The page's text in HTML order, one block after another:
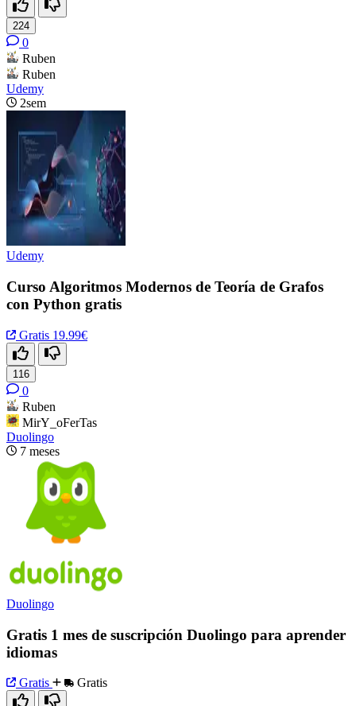
224
0
Ruben
Ruben
Udemy
2sem
Udemy
Curso Algoritmos Modernos de Teoría de Grafos
con Python gratis
Gratis 19.99€
116
0
Ruben
MirY_oFerTas
Duolingo
7 meses
Duolingo
Gratis 1 mes de suscripción Duolingo para aprender
idiomas
Gratis Gratis